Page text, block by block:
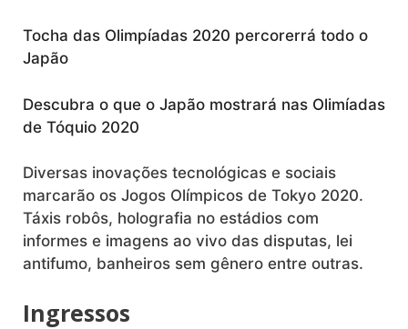
Tocha das Olimpíadas 2020 percorerrá todo o
Japão
Descubra o que o Japão mostrará nas Olimíadas
de Tóquio 2020
Diversas inovações tecnológicas e sociais
marcarão os Jogos Olímpicos de Tokyo 2020.
Táxis robôs, holografia no estádios com
informes e imagens ao vivo das disputas, lei
antifumo, banheiros sem gênero entre outras.
Ingressos